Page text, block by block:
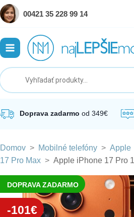
00421 35 228 99 14
Doprava zadarmo od 349€
Domov > Mobilné telefóny > Apple
17 Pro Max > Apple iPhone 17 Pro
DOPRAVA ZADARMO
-101€